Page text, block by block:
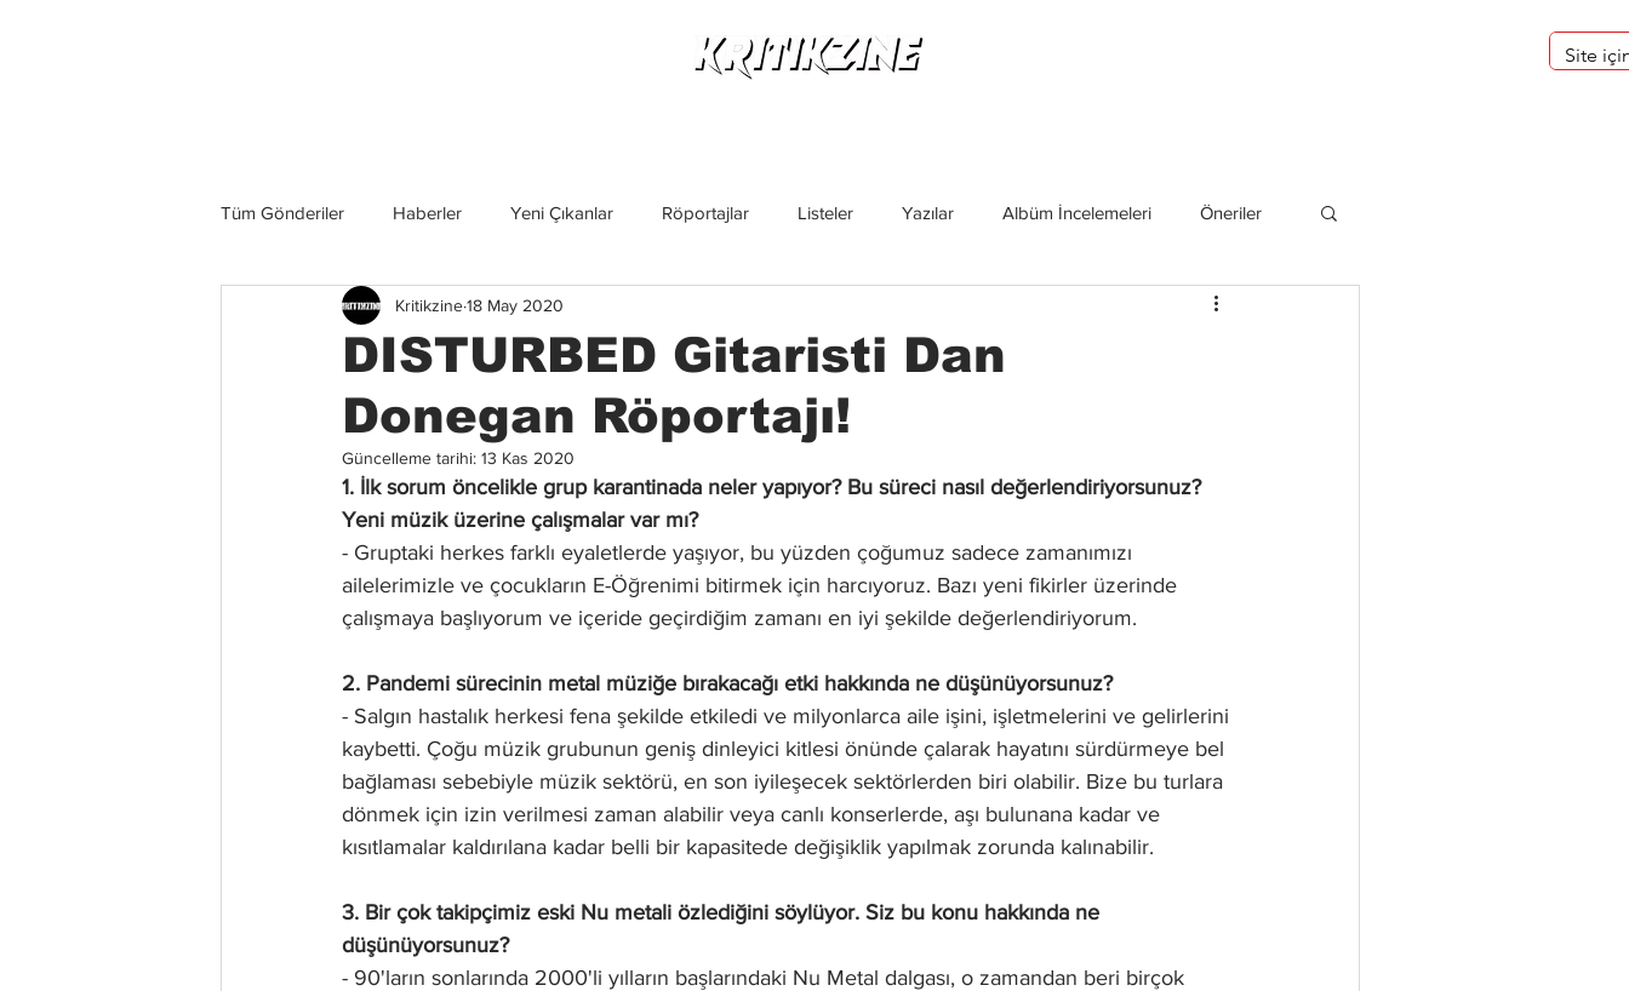
Tüm Gönderiler Haberler Yeni Çıkanlar Röportajlar Listeler Yazılar Albüm İncelemeleri Öneriler
Grup İncelemeleri Konserler
DISTURBED Gitaristi Dan
Donegan Röportajı!
Kritikzine18 May 2020
Güncelleme tarihi: 13 Kas 2020
1. İlk sorum öncelikle grup karantinada neler yapıyor? Bu süreci nasıl değerlendiriyorsunuz?
Yeni müzik üzerine çalışmalar var mı?
- Gruptaki herkes farklı eyaletlerde yaşıyor, bu yüzden çoğumuz sadece zamanımızı
ailelerimizle ve çocukların E-Öğrenimi bitirmek için harcıyoruz. Bazı yeni fikirler üzerinde
çalışmaya başlıyorum ve içeride geçirdiğim zamanı en iyi şekilde değerlendiriyorum.
2. Pandemi sürecinin metal müziğe bırakacağı etki hakkında ne düşünüyorsunuz?
- Salgın hastalık herkesi fena şekilde etkiledi ve milyonlarca aile işini, işletmelerini ve gelirlerini
kaybetti. Çoğu müzik grubunun geniş dinleyici kitlesi önünde çalarak hayatını sürdürmeye bel
bağlaması sebebiyle müzik sektörü, en son iyileşecek sektörlerden biri olabilir. Bize bu turlara
dönmek için izin verilmesi zaman alabilir veya canlı konserlerde, aşı bulunana kadar ve
kısıtlamalar kaldırılana kadar belli bir kapasitede değişiklik yapılmak zorunda kalınabilir.
3. Bir çok takipçimiz eski Nu metali özlediğini söylüyor. Siz bu konu hakkında ne
düşünüyorsunuz?
- 90'ların sonlarında 2000'li yılların başlarındaki Nu Metal dalgası, o zamandan beri birçok